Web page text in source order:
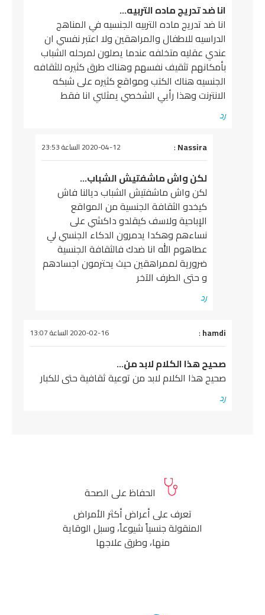
انا ضد تدريج ماده التربيه…
انا ضد تدريج ماده التربيه الجنسيه في المناهج
الدراسيه للاطفال والمراهقين ولا اعتبر نفسي ان
عندي عقليه متخلفه عندما يصلون لمرحله الشباب
بأمكانهم تثقيف نفسهم وهناك طرق كثيره للثقافه
الجنسيه هناك الكتب ومواقع كثيره على شبكه
الانترنت وهذا رأيي الشخصي يمثلني انا فقط
رد
يقول
Nassira
: 2020-04-12 الساعة 23:53
لكن واش ماشفتيش الشباب…
لكن واش ماشفتيش الشباب ديالنا فاش
كيخدو الثقافة الجنسية من المواقع
الإباحية ولاسف كيقلدو داكشي على
نساءهم وهكدا يدمرون الدكاء الجنسي لي
عطاهوم الله انا ضدك فالثقافة الجنسية
ضرورية لممراهقين حيث يحترمون اجسادهم
و حتى الطرف الآخر
رد
يقول
hamdi
: 2020-02-16 الساعة 13:07
صحيح هذا الكلام لابد من…
صحيح هذا الكلام لابد من توعية ثقافية حتى للكبار
رد
الحفاظ على الصحة
تعرف على أعراض أكثر الأمراض
المنقولة جنسياً شيوعاً، وسبل الوقاية
منها، وطرق علاجها